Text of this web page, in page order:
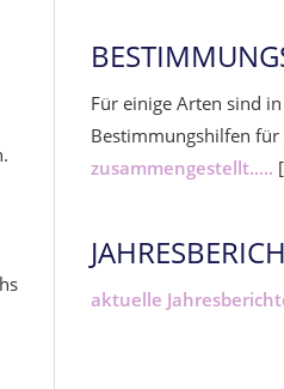
Für einige Arten sind
Bestimmungshilfen für
zusammengestellt.....
aktuelle